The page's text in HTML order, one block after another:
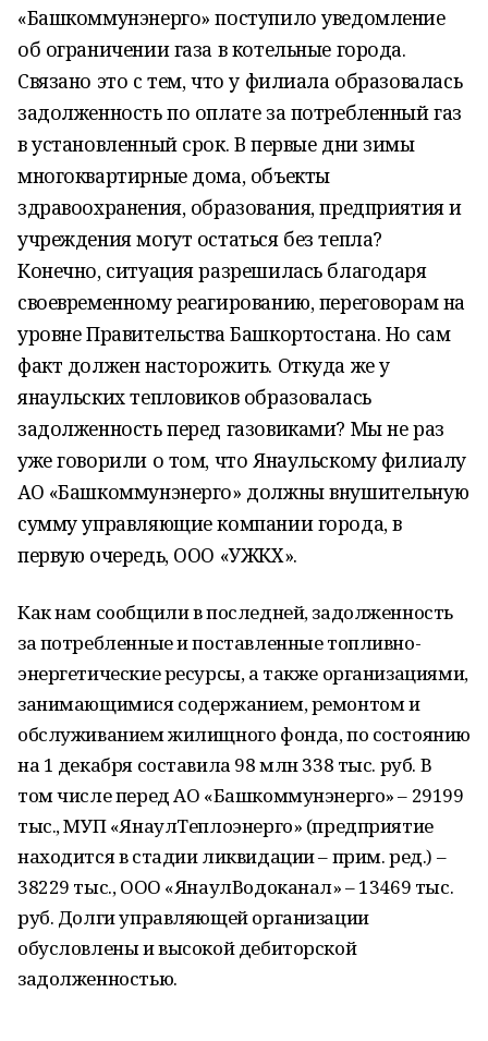
«Башкоммунэнерго» поступило уведомление
об ограничении газа в котельные города.
Связано это с тем, что у филиала образовалась
задолженность по оплате за потребленный газ
в установленный срок. В первые дни зимы
многоквартирные дома, объекты
здравоохранения, образования, предприятия и
учреждения могут остаться без тепла?
Конечно, ситуация разрешилась благодаря
своевременному реагированию, переговорам на
уровне Правительства Башкортостана. Но сам
факт должен насторожить. Откуда же у
янаульских тепловиков образовалась
задолженность перед газовиками? Мы не раз
уже говорили о том, что Янаульскому филиалу
АО «Башкоммунэнерго» должны внушительную
сумму управляющие компании города, в
первую очередь, ООО «УЖКХ».
Как нам сообщили в последней, задолженность
за потребленные и поставленные топливно-
энергетические ресурсы, а также организациями,
занимающимися содержанием, ремонтом и
обслуживанием жилищного фонда, по состоянию
на 1 декабря составила 98 млн 338 тыс. руб. В
том числе перед АО «Башкоммунэнерго» – 29199
тыс., МУП «ЯнаулТеплоэнерго» (предприятие
находится в стадии ликвидации – прим. ред.) –
38229 тыс., ООО «ЯнаулВодоканал» – 13469 тыс.
руб. Долги управляющей организации
обусловлены и высокой дебиторской
задолженностью.